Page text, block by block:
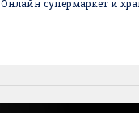
Онлайн супермаркет и